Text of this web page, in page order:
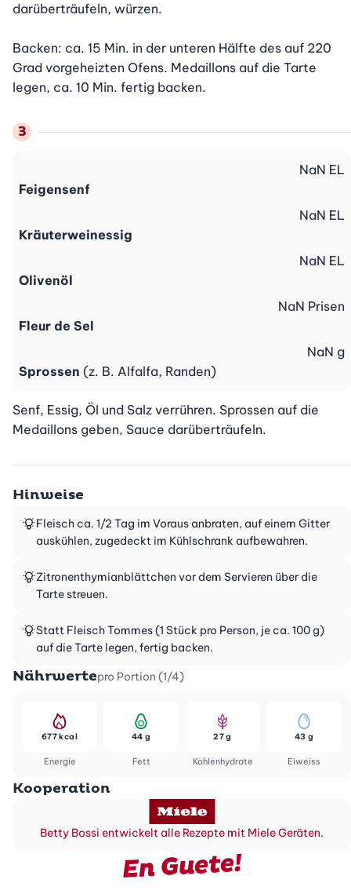
darüberträufeln, würzen.
Backen: ca. 15 Min. in der unteren Hälfte des auf 220
Grad vorgeheizten Ofens. Medaillons auf die Tarte
legen, ca. 10 Min. fertig backen.
Feigensenf
NaN EL
Kräuterweinessig
NaN EL
Olivenöl
NaN EL
Fleur de Sel
NaN Prisen
Sprossen (z. B. Alfalfa, Randen)
NaN g
Senf, Essig, Öl und Salz verrühren. Sprossen auf die
Medaillons geben, Sauce darüberträufeln.
Hinweise
Fleisch ca. 1/2 Tag im Voraus anbraten, auf einem Gitter
auskühlen, zugedeckt im Kühlschrank aufbewahren.
Zitronenthymianblättchen vor dem Servieren über die
Tarte streuen.
Statt Fleisch Tommes (1 Stück pro Person, je ca. 100 g)
auf die Tarte legen, fertig backen.
Nährwertepro Portion (1/4)
Energie
677 kcal
Fett
44 g
Kohlenhydrate
27 g
Eiweiss
43 g
Kooperation
Betty Bossi entwickelt alle Rezepte mit Miele Geräten.
En Guete!